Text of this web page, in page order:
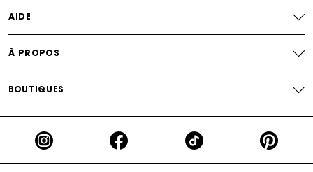
AIDE
À PROPOS
BOUTIQUES